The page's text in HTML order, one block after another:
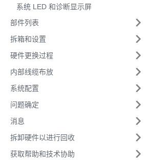
系统 LED 和诊断显示屏
部件列表
拆箱和设置
硬件更换过程
内部线缆布放
系统配置
问题确定
消息
拆卸硬件以进行回收
获取帮助和技术协助